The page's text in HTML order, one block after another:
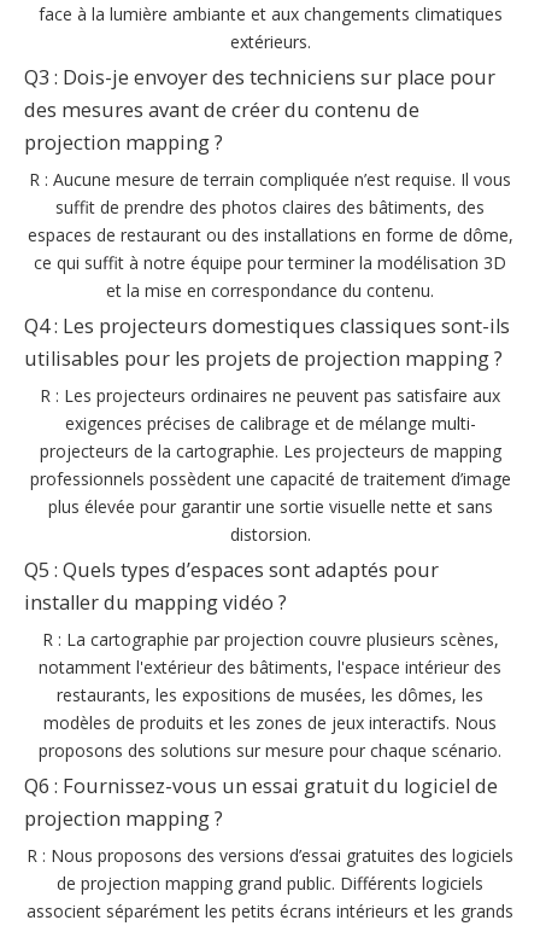
face à la lumière ambiante et aux changements climatiques
extérieurs.
Q3 : Dois-je envoyer des techniciens sur place pour
des mesures avant de créer du contenu de
projection mapping ?
R : Aucune mesure de terrain compliquée n’est requise. Il vous
suffit de prendre des photos claires des bâtiments, des
espaces de restaurant ou des installations en forme de dôme,
ce qui suffit à notre équipe pour terminer la modélisation 3D
et la mise en correspondance du contenu.
Q4 : Les projecteurs domestiques classiques sont-ils
utilisables pour les projets de projection mapping ?
R : Les projecteurs ordinaires ne peuvent pas satisfaire aux
exigences précises de calibrage et de mélange multi-
projecteurs de la cartographie. Les projecteurs de mapping
professionnels possèdent une capacité de traitement d’image
plus élevée pour garantir une sortie visuelle nette et sans
distorsion.
Q5 : Quels types d’espaces sont adaptés pour
installer du mapping vidéo ?
R : La cartographie par projection couvre plusieurs scènes,
notamment l'extérieur des bâtiments, l'espace intérieur des
restaurants, les expositions de musées, les dômes, les
modèles de produits et les zones de jeux interactifs. Nous
proposons des solutions sur mesure pour chaque scénario.
Q6 : Fournissez-vous un essai gratuit du logiciel de
projection mapping ?
R : Nous proposons des versions d’essai gratuites des logiciels
de projection mapping grand public. Différents logiciels
associent séparément les petits écrans intérieurs et les grands